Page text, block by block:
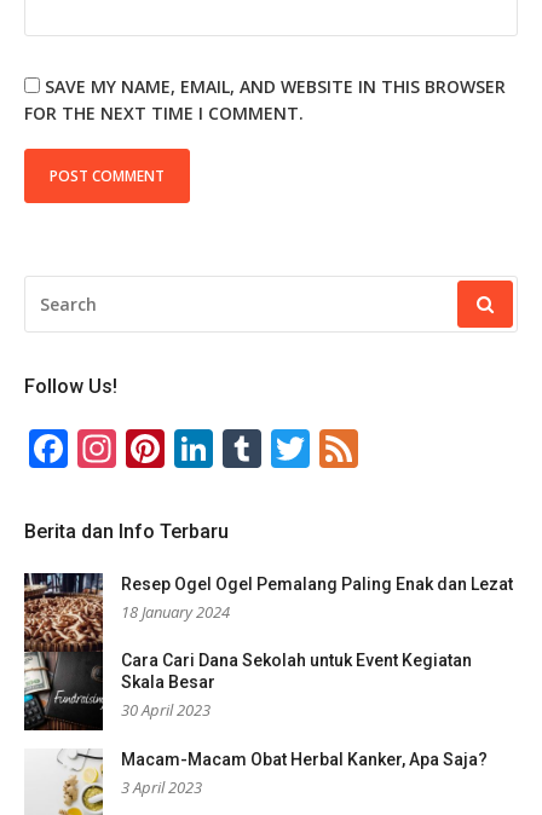
SAVE MY NAME, EMAIL, AND WEBSITE IN THIS BROWSER
FOR THE NEXT TIME I COMMENT.
FOR:
Follow Us!
Facebook
Instagram
Pinterest
LinkedIn
TumblrTwitter
Berita dan Info Terbaru
Resep Ogel Ogel Pemalang Paling Enak dan Lezat
18 January 2024
Cara Cari Dana Sekolah untuk Event Kegiatan
Skala Besar
30 April 2023
Macam-Macam Obat Herbal Kanker, Apa Saja?
3 April 2023